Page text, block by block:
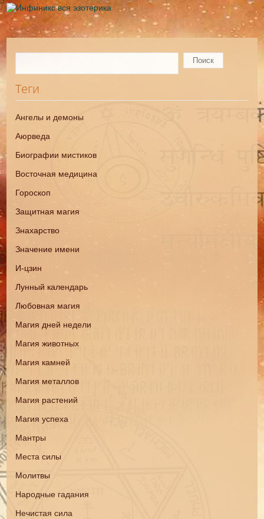
Теги
Ангелы и демоны
Аюрведа
Биографии мистиков
Восточная медицина
Гороскоп
Защитная магия
Знахарство
Значение имени
И-цзин
Лунный календарь
Любовная магия
Магия дней недели
Магия животных
Магия камней
Магия металлов
Магия растений
Магия успеха
Мантры
Места силы
Молитвы
Народные гадания
Нечистая сила